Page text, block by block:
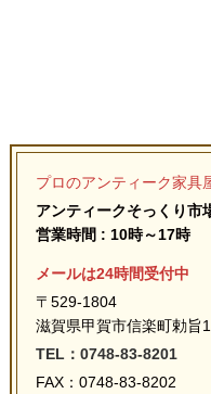
プロのアンティーク家具
アンティークそっくり市
営業時間 : 10時～17時
メールは24時間受付中
〒529-1804
滋賀県甲賀市信楽町勅旨
TEL：0748-83-8201
FAX：0748-83-8202